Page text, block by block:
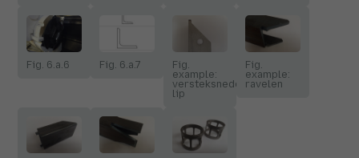
Fig. 6.a.6 Fig. 6.a.7
Fig.
example:
versteksnede
lip
Fig.
example:
ravelen